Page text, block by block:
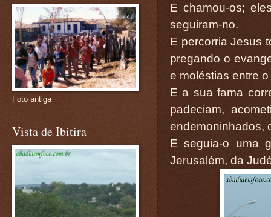
E chamou-os;
seguiram-no.
E percorria Jesus
pregando o
e moléstias entre
E a sua fama
padeciam,
endemoninhados,
E seguia-o uma
Jerusalém, da
Foto antiga
Vista de Ibitira